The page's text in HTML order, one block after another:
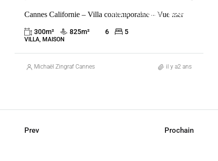
VENTE CANNES FRANCE
Cannes Californie – Villa contemporaine – Vue mer
300m² 825m² 6 5
VILLA, MAISON
Michaël Zingraf Cannes il y a2 ans
Prev Prochain